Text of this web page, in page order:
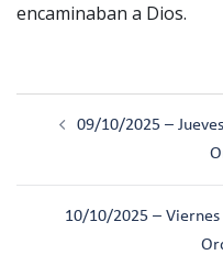
encaminaban a Dios.
09/10/2025 –
10/10/2025 –